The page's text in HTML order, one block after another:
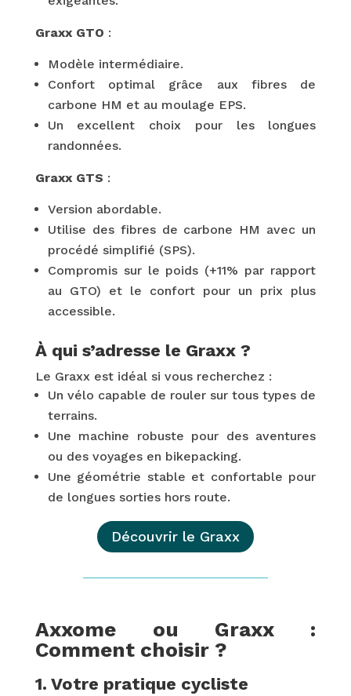
Graxx GTO :
Modèle intermédiaire.
Confort optimal grâce aux fibres de
carbone HM et au moulage EPS.
Un excellent choix pour les longues
randonnées.
Graxx GTS :
Version abordable.
Utilise des fibres de carbone HM avec un
procédé simplifié (SPS).
Compromis sur le poids (+11% par rapport
au GTO) et le confort pour un prix plus
accessible.
À qui s’adresse le Graxx ?
Le Graxx est idéal si vous recherchez :
Un vélo capable de rouler sur tous types de
terrains.
Une machine robuste pour des aventures
ou des voyages en bikepacking.
Une géométrie stable et confortable pour
de longues sorties hors route.
Découvrir le Graxx
Axxome ou Graxx :
Comment choisir ?
1. Votre pratique cycliste